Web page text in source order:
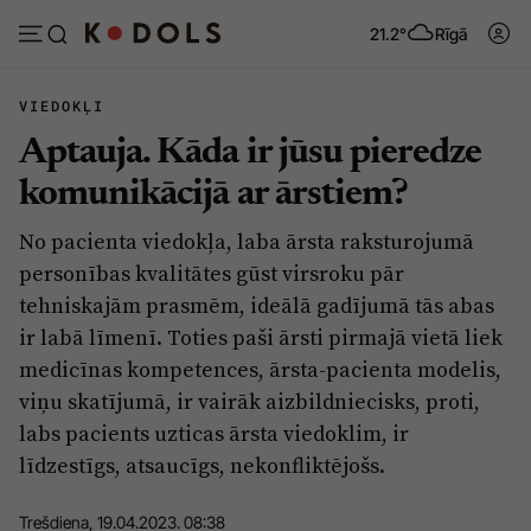
21.2° Rīgā
Abonēt Pieslēgties
Ziņas
Politika
Pašvaldības
Izglītība
Veselība
Ģimene
Vide
Tēmas
Viedokļi
Dzīve un ticība
Ekonomika
Krimināli
Izklaide
VIEDOKĻI
Aptauja. Kāda ir jūsu pieredze
komunikācijā ar ārstiem?
No pacienta viedokļa, laba ārsta raksturojumā
personības kvalitātes gūst virsroku pār
tehniskajām prasmēm, ideālā gadījumā tās abas
ir labā līmenī. Toties paši ārsti pirmajā vietā liek
medicīnas kompetences, ārsta-pacienta modelis,
viņu skatījumā, ir vairāk aizbildniecisks, proti,
labs pacients uzticas ārsta viedoklim, ir
līdzestīgs, atsaucīgs, nekonfliktējošs.
Trešdiena, 19.04.2023. 08:38